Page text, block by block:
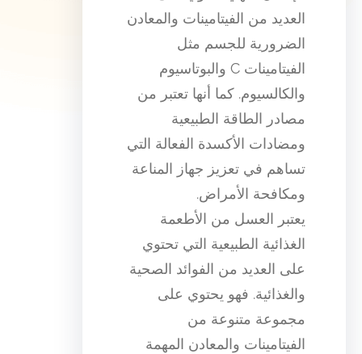
العديد من الفيتامينات والمعادن
الضرورية للجسم مثل
الفيتامينات C والبوتاسيوم
والكالسيوم. كما أنها تعتبر من
مصادر الطاقة الطبيعية
ومضادات الأكسدة الفعالة التي
تساهم في تعزيز جهاز المناعة
ومكافحة الأمراض.
يعتبر العسل من الأطعمة
الغذائية الطبيعية التي تحتوي
على العديد من الفوائد الصحية
والغذائية. فهو يحتوي على
مجموعة متنوعة من
الفيتامينات والمعادن المهمة